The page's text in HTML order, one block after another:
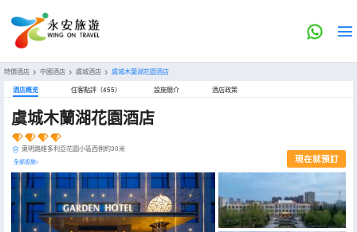
特價酒店 > 中國酒店 > 虞城酒店 > 虞城木蘭湖花園酒店
酒店概览 住客點評（455） 設施簡介 酒店政策
虞城木蘭湖花園酒店
東明路維多利亞花園小區西側約30米
全部設施> 現在就預訂